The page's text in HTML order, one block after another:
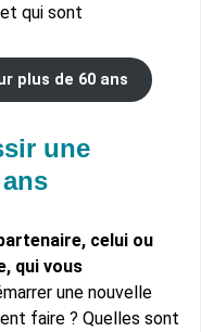
qui sont
plus de 60 ans
une
celui ou
qui vous
une nouvelle
faire ? Quelles sont